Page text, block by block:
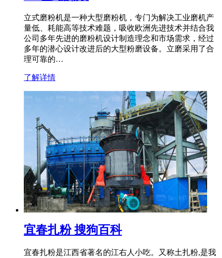
立式磨粉机是一种大型磨粉机，专门为解决工业磨机产
量低、耗能高等技术难题，吸收欧洲先进技术并结合我
公司多年先进的磨粉机设计制造理念和市场需求，经过
多年的潜心设计改进后的大型粉磨设备。立磨采用了合
理可靠的…
了解详情
宜春扎粉 搜狗百科
宜春扎粉是江西省著名的江右人小吃。又称土扎粉,是我